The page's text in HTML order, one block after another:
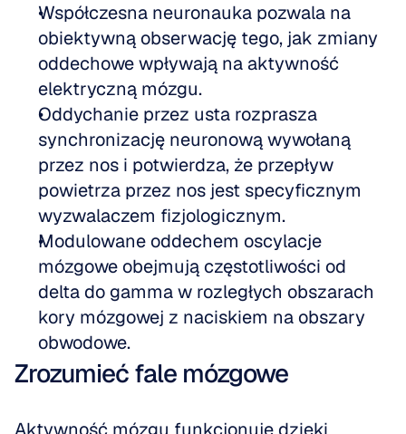
Współczesna neuronauka pozwala na
obiektywną obserwację tego, jak zmiany
oddechowe wpływają na aktywność
elektryczną mózgu.
Oddychanie przez usta rozprasza
synchronizację neuronową wywołaną
przez nos i potwierdza, że przepływ
powietrza przez nos jest specyficznym
wyzwalaczem fizjologicznym.
Modulowane oddechem oscylacje
mózgowe obejmują częstotliwości od
delta do gamma w rozległych obszarach
kory mózgowej z naciskiem na obszary
obwodowe.
Zrozumieć fale mózgowe